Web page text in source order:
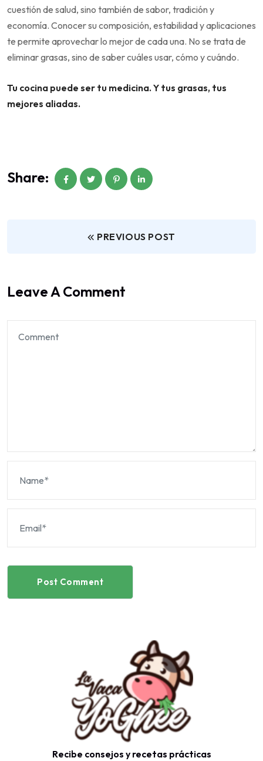
cuestión de salud, sino también de sabor, tradición y
economía. Conocer su composición, estabilidad y aplicaciones
te permite aprovechar lo mejor de cada una. No se trata de
eliminar grasas, sino de saber cuáles usar, cómo y cuándo.
Tu cocina puede ser tu medicina. Y tus grasas, tus
mejores aliadas.
Share:
PREVIOUS POST
Leave A Comment
Post Comment
Recibe consejos y recetas prácticas